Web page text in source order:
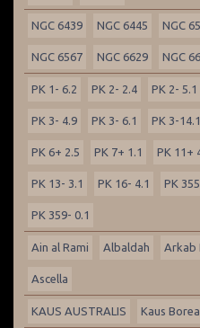
NGC 6439 NGC 6445 NGC
NGC 6567 NGC 6629 NGC
PK 1- 6.2 PK 2- 2.4 PK 2- 5.1
PK 3- 4.9 PK 3- 6.1 PK 3-14.1
PK 6+ 2.5 PK 7+ 1.1 PK 11+
PK 13- 3.1 PK 16- 4.1 PK
PK 359- 0.1
Ain al Rami Albaldah Arkab
Ascella
KAUS AUSTRALIS Kaus